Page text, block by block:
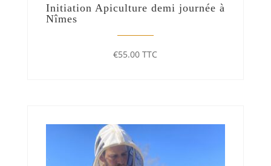
Initiation Apiculture demi journée à
Nîmes
€55.00 TTC